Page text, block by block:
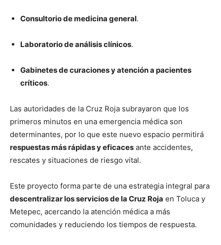
Consultorio de medicina general.
Laboratorio de análisis clínicos.
Gabinetes de curaciones y atención a pacientes
críticos.
Las autoridades de la Cruz Roja subrayaron que los
primeros minutos en una emergencia médica son
determinantes, por lo que este nuevo espacio permitirá
respuestas más rápidas y eficaces ante accidentes,
rescates y situaciones de riesgo vital.
Este proyecto forma parte de una estrategia integral para
descentralizar los servicios de la Cruz Roja en Toluca y
Metepec, acercando la atención médica a más
comunidades y reduciendo los tiempos de respuesta.